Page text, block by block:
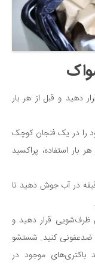
دهید و قبل از هر بار
را در یک فنجان کوچک
بار استفاده، پراکسید
خود را هفته‌ای یک‌بار به مدت ۳ دقیقه در آب جوش دهید تا
ظرف‌شویی قرار دهید و
ضدعفونی کنید. شستشو
موجود در